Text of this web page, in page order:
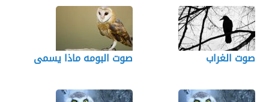
صوت الغراب صوت البومه ماذا يسمى